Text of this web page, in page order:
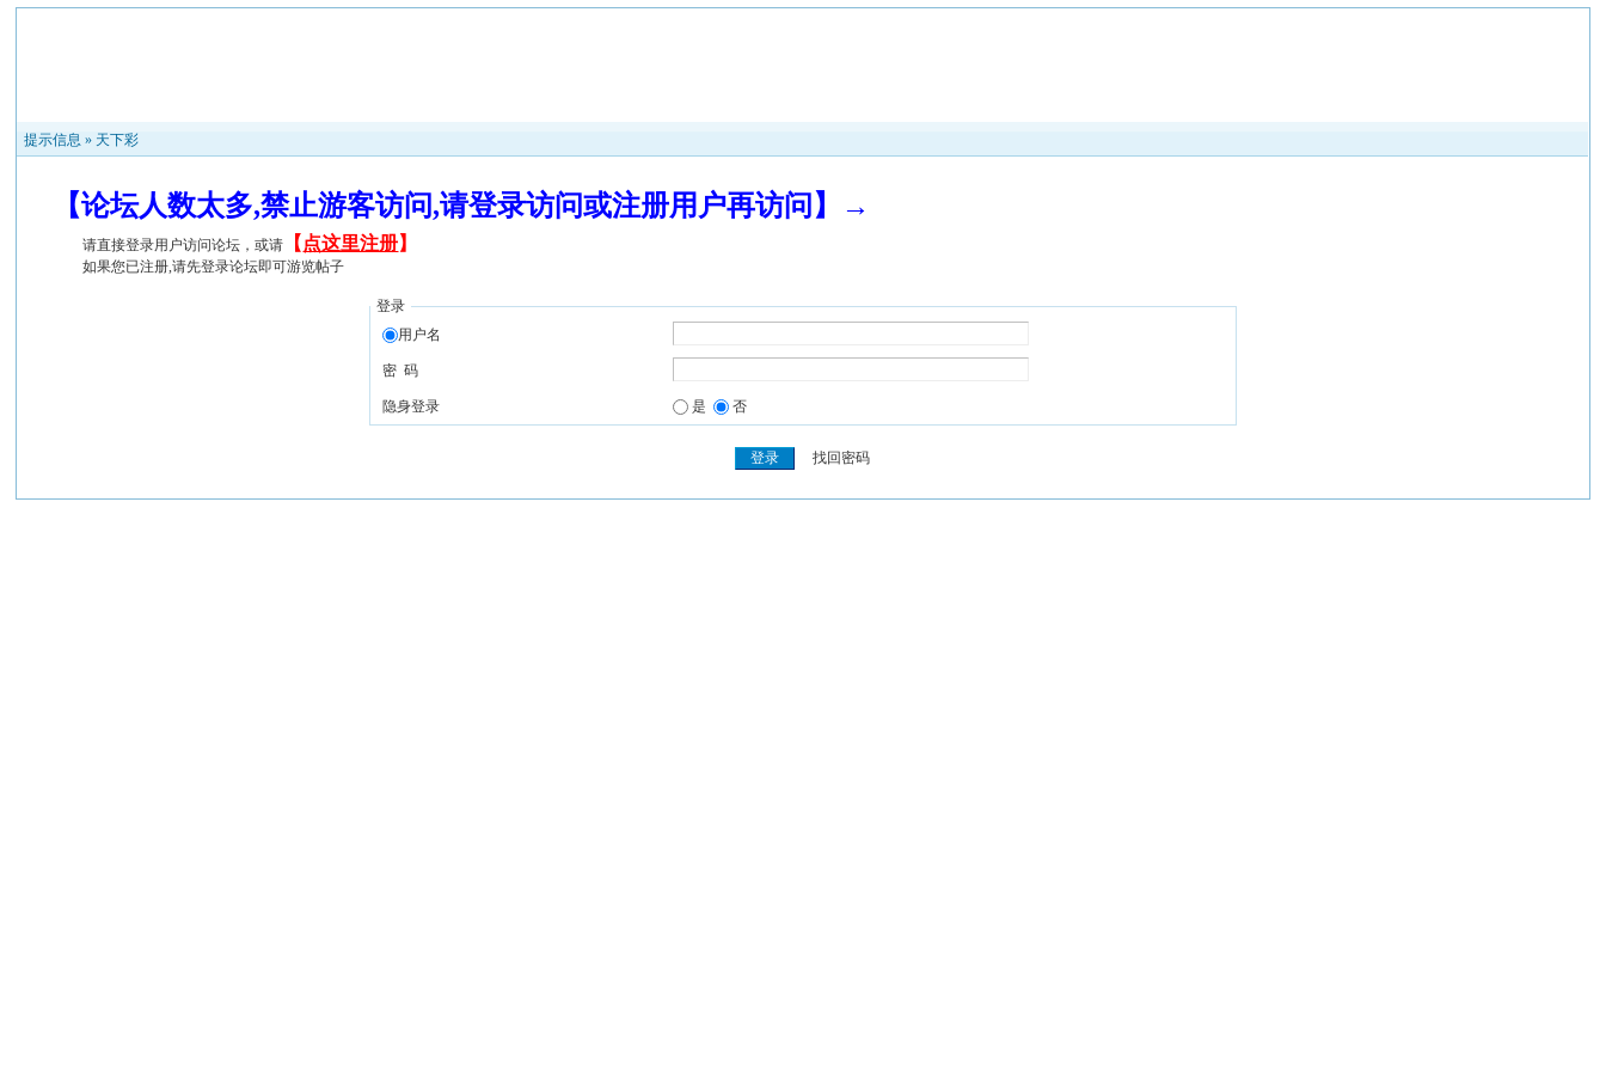
提示信息 » 天下彩
【论坛人数太多,禁止游客访问,请登录访问或注册用户再访问】→
请直接登录用户访问论坛，或请 【 点这里注册】
如果您已注册,请先登录论坛即可游览帖子
登录
用户名
密 码
隐身登录 是 否
找回密码